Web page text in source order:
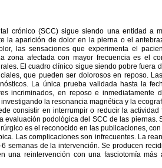
crónico (SCC) sigue siendo una entidad a
la aparición de dolor en la pierna o el
las sensaciones que experimenta el
zona afectada con mayor frecuencia es el
El cuadro clínico sigue siendo pobre fuera
que pueden ser dolorosos en reposo.
La única prueba validada hasta la
incriminados, en reposo e
la resonancia magnética y la
consistir en interrumpir o reducir la
evaluación podológica del SCC de las piernas.
es el reconocido en las publicaciones,
Las complicaciones son infrecuentes. La
semanas de la intervención. Se producen
una reintervención con una fasciotomía